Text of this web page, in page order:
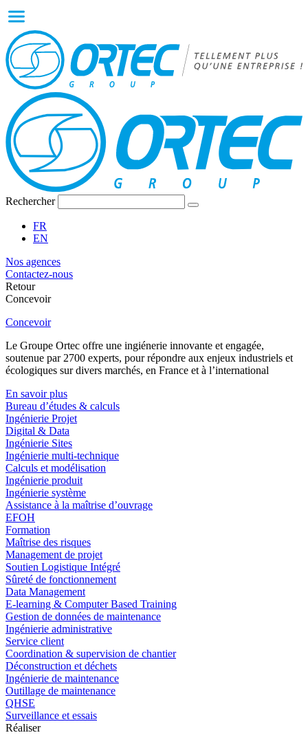
Rechercher
FR
EN
Nos agences
Contactez-nous
Retour
Concevoir
Concevoir
Le Groupe Ortec offre une ingiénerie innovante et engagée,
soutenue par 2700 experts, pour répondre aux enjeux industriels et
écologiques sur divers marchés, en France et à l’international
En savoir plus
Bureau d’études & calculs
Ingénierie Projet
Digital & Data
Ingénierie Sites
Ingénierie multi-technique
Calculs et modélisation
Ingénierie produit
Ingénierie système
Assistance à la maîtrise d’ouvrage
EFOH
Formation
Maîtrise des risques
Management de projet
Soutien Logistique Intégré
Sûreté de fonctionnement
Data Management
E-learning & Computer Based Training
Gestion de données de maintenance
Ingénierie administrative
Service client
Coordination & supervision de chantier
Déconstruction et déchets
Ingénierie de maintenance
Outillage de maintenance
QHSE
Surveillance et essais
Réaliser